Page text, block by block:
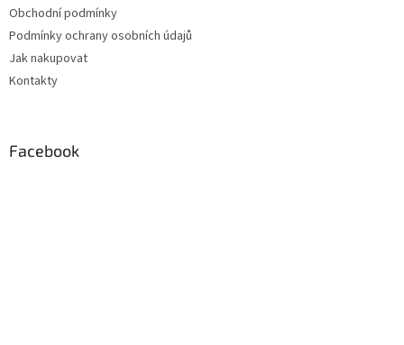
Obchodní podmínky
Podmínky ochrany osobních údajů
Jak nakupovat
Kontakty
Facebook